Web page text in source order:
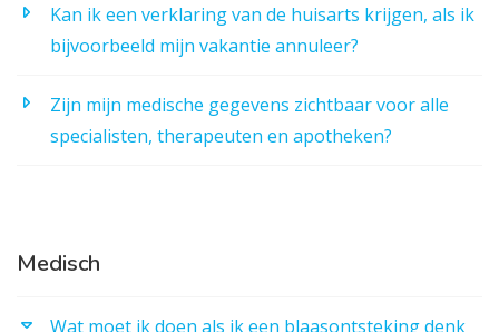
Kan ik een verklaring van de huisarts krijgen, als ik
bijvoorbeeld mijn vakantie annuleer?
Zijn mijn medische gegevens zichtbaar voor alle
specialisten, therapeuten en apotheken?
Medisch
Wat moet ik doen als ik een blaasontsteking denk